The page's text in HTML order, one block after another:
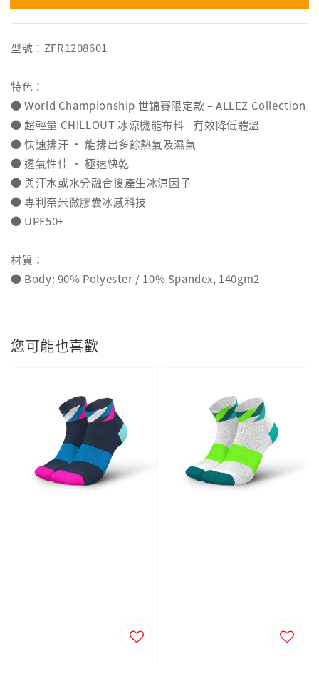
型號：ZFR1208601
特色：
● World Championship 世錦賽限定款 – ALLEZ Collection
● 超輕量 CHILLOUT 冰涼機能布料 - 有效降低體溫
● 快速排汗 ‧ 能排出多餘熱氣及濕氣
● 透氣性佳 ‧ 極速快乾
● 與汗水或水分融合後產生冰涼因子
● 專利奈米微膠囊冰感科技
● UPF50+
材質：
● Body: 90% Polyester / 10% Spandex, 140gm2
您可能也喜歡